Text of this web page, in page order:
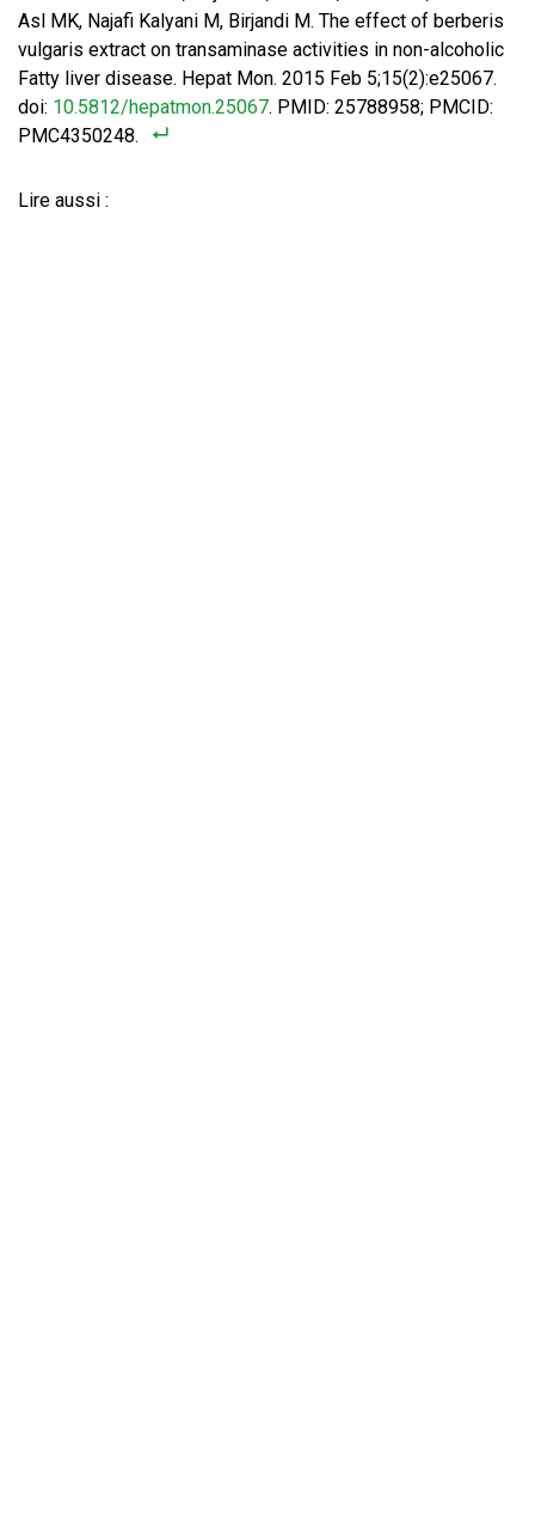
Asl MK, Najafi Kalyani M, Birjandi M. The effect of berberis
vulgaris extract on transaminase activities in non-alcoholic
Fatty liver disease. Hepat Mon. 2015 Feb 5;15(2):e25067.
doi: 10.5812/hepatmon.25067. PMID: 25788958; PMCID:
PMC4350248.
Lire aussi :